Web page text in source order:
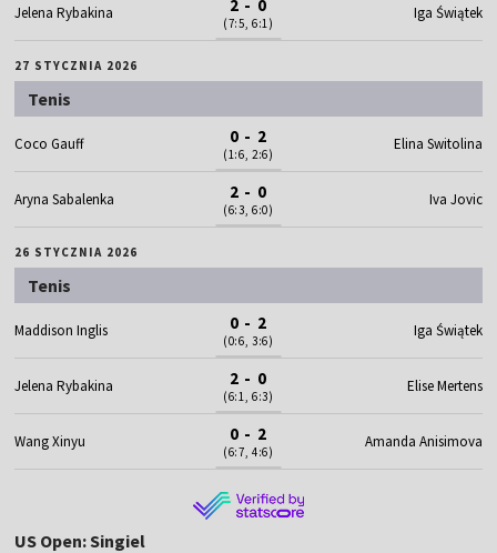
Jelena Rybakina 2 - 0
(7:5, 6:1)
Iga Świątek
27 STYCZNIA 2026
Tenis
Coco Gauff 0 - 2
(1:6, 2:6)
Elina Switolina
Aryna Sabalenka 2 - 0
(6:3, 6:0)
Iva Jovic
26 STYCZNIA 2026
Tenis
Maddison Inglis 0 - 2
(0:6, 3:6)
Iga Świątek
Jelena Rybakina 2 - 0
(6:1, 6:3)
Elise Mertens
Wang Xinyu 0 - 2
(6:7, 4:6)
Amanda Anisimova
US Open: Singiel